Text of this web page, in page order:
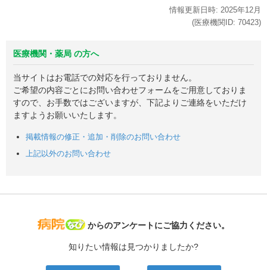
情報更新日時: 2025年12月
(医療機関ID: 70423)
医療機関・薬局 の方へ
当サイトはお電話での対応を行っておりません。
ご希望の内容ごとにお問い合わせフォームをご用意しておりま
すので、お手数ではございますが、下記よりご連絡をいただけ
ますようお願いいたします。
掲載情報の修正・追加・削除のお問い合わせ
上記以外のお問い合わせ
病院なび
からのアンケートにご協力ください。
知りたい情報は見つかりましたか?